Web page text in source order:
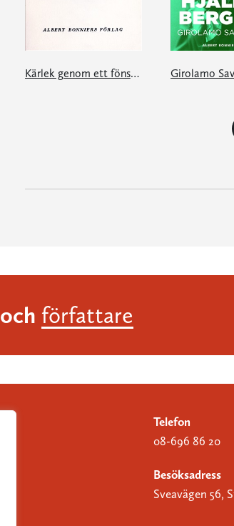
Kärlek genom ett fönster och andra berättelser Girolamo
och författare
Telefon
08-696 86 20
Besöksadress
Sveavägen 56,